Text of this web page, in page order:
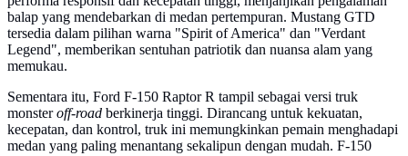
balap yang mendebarkan di medan pertempuran. Mustang GTD
tersedia dalam pilihan warna "Spirit of America" dan "Verdant
Legend", memberikan sentuhan patriotik dan nuansa alam yang
memukau.
Sementara itu, Ford F-150 Raptor R tampil sebagai versi truk
monsteroff-road berkinerja tinggi. Dirancang untuk kekuatan,
kecepatan, dan kontrol, truk ini memungkinkan pemain menghadapi
medan yang paling menantang sekalipun dengan mudah. F-150